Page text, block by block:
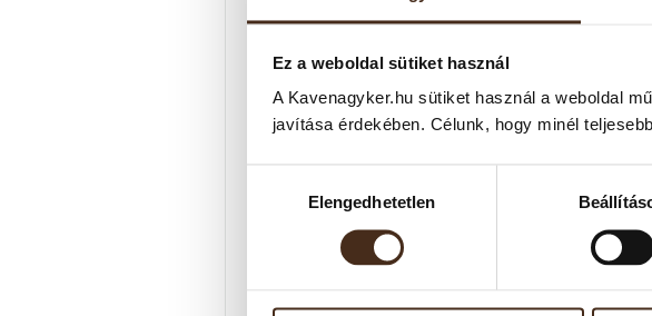
Ez a weboldal sütiket használ
A Kavenagyker.hu sütiket használ a weboldal
javítása érdekében. Célunk, hogy minél
kiválasztásaElengedhetetlen
A kávézás élménye már rég nem csak a
kávéházak kiváltsága. Egyre többen
keresnek otthoni megoldásokat, ahol
részei
sok
min...